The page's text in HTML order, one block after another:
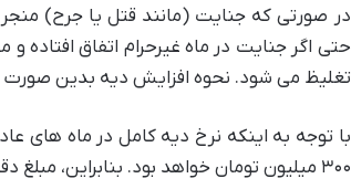
در صورتی که جنایت (مانند قتل یا جرح)
حتی اگر جنایت در ماه غیرحرام اتفاق
تغلیظ می شود. نحوه افزایش دیه بدین
۳۰۰ میلیون تومان خواهد بود. بنابراین، مبلغ دقیق دیه کامل در ماه های حرام سال ۱۴۰۲ به شرح زیر محاسبه می شود: